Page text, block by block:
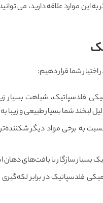
این موارد علاقه دارید، می
اختیار شما قرار دهیم:
فلدسپاتیک، شباهت بسیار
لبخند شما بسیار طبیعی و زیبا
به برخی مواد دیگر
بسیار سازگار با بافت‌های
فلدسپاتیک در برابر